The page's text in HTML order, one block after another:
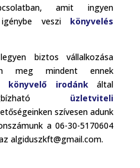
amit ingyen
veszi könyvelés
biztos vállalkozása
meg mindent ennek
könyvelő irodánkáltal
üzletviteli
szívesen adunk
a 06-30-5170604
algiduszkft@gmail.com.